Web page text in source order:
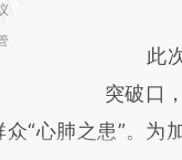
此次
突破口
“心肺之患”。为